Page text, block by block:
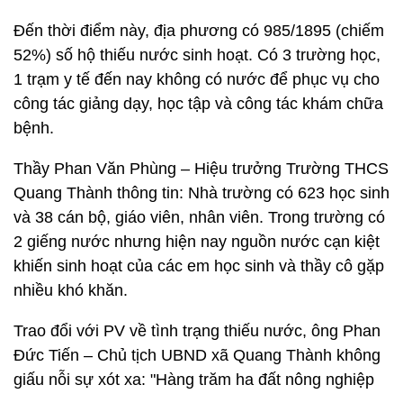
Đến thời điểm này, địa phương có 985/1895 (chiếm
52%) số hộ thiếu nước sinh hoạt. Có 3 trường học,
1 trạm y tế đến nay không có nước để phục vụ cho
công tác giảng dạy, học tập và công tác khám chữa
bệnh.
Thầy Phan Văn Phùng – Hiệu trưởng Trường THCS
Quang Thành thông tin: Nhà trường có 623 học sinh
và 38 cán bộ, giáo viên, nhân viên. Trong trường có
2 giếng nước nhưng hiện nay nguồn nước cạn kiệt
khiến sinh hoạt của các em học sinh và thầy cô gặp
nhiều khó khăn.
Trao đổi với PV về tình trạng thiếu nước, ông Phan
Đức Tiến – Chủ tịch UBND xã Quang Thành không
giấu nỗi sự xót xa: "Hàng trăm ha đất nông nghiệp